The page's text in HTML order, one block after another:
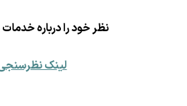
نظر خود را درباره خدمات
لینک